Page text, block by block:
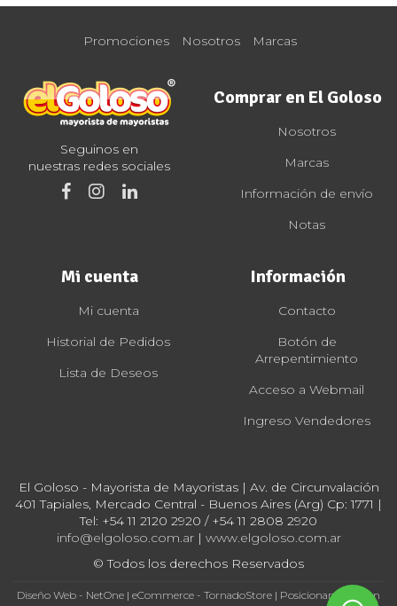
Promociones Nosotros Marcas
Seguinos en
nuestras redes sociales
Comprar en El Goloso
Nosotros
Marcas
Información de envío
Notas
Mi cuenta
Mi cuenta
Historial de Pedidos
Lista de Deseos
Información
Contacto
Botón de
Arrepentimiento
Acceso a Webmail
Ingreso Vendedores
El Goloso - Mayorista de Mayoristas | Av. de Circunvalación
401 Tapiales, Mercado Central - Buenos Aires (Arg) Cp: 1771 |
Tel: +54 11 2120 2920 / +54 11 2808 2920
info@elgoloso.com.ar| www.elgoloso.com.ar
© Todos los derechos Reservados
Diseño Web - NetOne | eCommerce - TornadoStore | Posicionamiento en